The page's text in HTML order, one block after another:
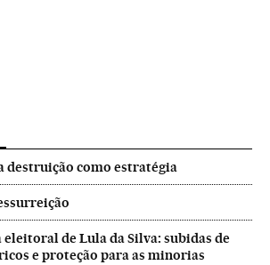
destruição como estratégia
eleitoral de Lula da Silva: subidas de
e proteção para as minorias